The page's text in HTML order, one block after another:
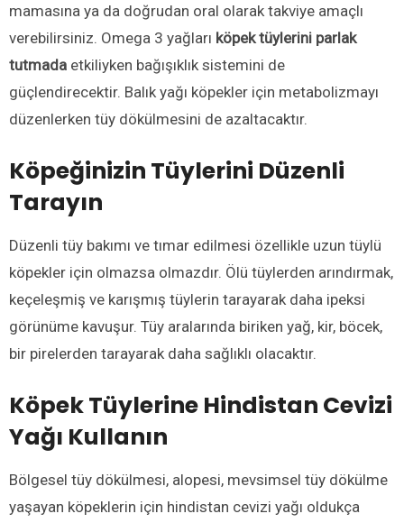
mamasına ya da doğrudan oral olarak takviye amaçlı
verebilirsiniz. Omega 3 yağları köpek tüylerini parlak
tutmada etkiliyken bağışıklık sistemini de
güçlendirecektir. Balık yağı köpekler için metabolizmayı
düzenlerken tüy dökülmesini de azaltacaktır.
Köpeğinizin Tüylerini Düzenli
Tarayın
Düzenli tüy bakımı ve tımar edilmesi özellikle uzun tüylü
köpekler için olmazsa olmazdır. Ölü tüylerden arındırmak,
keçeleşmiş ve karışmış tüylerin tarayarak daha ipeksi
görünüme kavuşur. Tüy aralarında biriken yağ, kir, böcek,
bir pirelerden tarayarak daha sağlıklı olacaktır.
Köpek Tüylerine Hindistan Cevizi
Yağı Kullanın
Bölgesel tüy dökülmesi, alopesi, mevsimsel tüy dökülme
yaşayan köpeklerin için hindistan cevizi yağı oldukça